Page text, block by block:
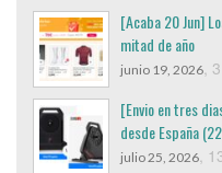
[Acaba 20 Jun]
mitad de año
junio 19, 2026, 3
[Envio en tres
desde España
julio 25, 2026,